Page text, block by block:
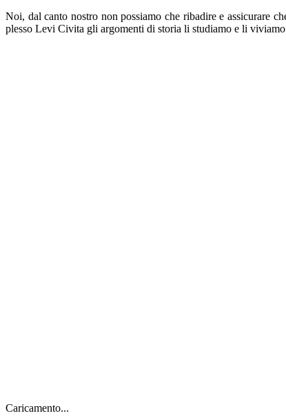
Noi, dal canto nostro non possiamo che ribadire e assicurare
plesso Levi Civita gli argomenti di storia li studiamo e li
Caricamento...